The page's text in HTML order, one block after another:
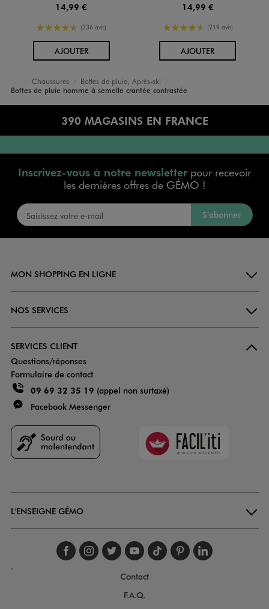
14,99 €
4.5/5 de moyenne
(236 avis)
AJOUTERAU PANIER
14,99 €
4.5/5 de moyenne
(219 avis)
AJOUTERAU PANIER
Accueil
Homme
Chaussures
Bottes de pluie, Après-ski
Bottes de pluie homme à semelle crantée contrastée
390 MAGASINS EN FRANCE
Inscrivez-vous à notre newsletterpour recevoir
les dernières offres de GÉMO !
S’abonner
MON SHOPPING EN LIGNE
NOS SERVICES
SERVICES CLIENT
Questions/réponses
Formulaire de contact
09 69 32 35 19 (appel non surtaxé)
Facebook Messenger
Faciliti
L'ENSEIGNE GÉMO
Suivez-nous sur
Suivez-nous sur
Suivez-nous sur
Suivez-nous
Suivez-nous
Suivez-
.
Contact
F.A.Q.